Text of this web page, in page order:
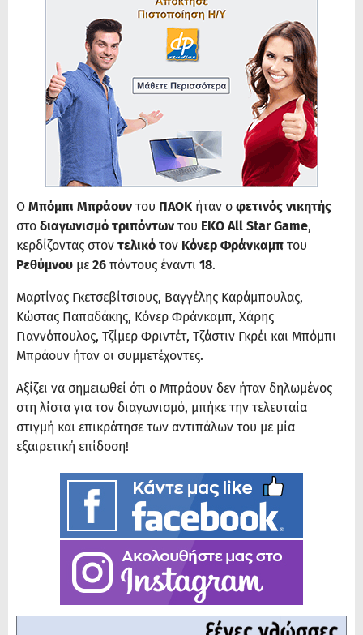
Ο Μπόμπι Μπράουν του ΠΑΟΚ ήταν ο φετινός νικητής
στο διαγωνισμό τριπόντων του EKO All Star Game,
κερδίζοντας στον τελικό τον Κόνερ Φράνκαμπ του
Ρεθύμνου με 26 πόντους έναντι 18.
Μαρτίνας Γκετσεβίτσιους, Βαγγέλης Καράμπουλας,
Κώστας Παπαδάκης, Κόνερ Φράνκαμπ, Χάρης
Γιαννόπουλος, Τζίμερ Φριντέτ, Τζάστιν Γκρέι και Μπόμπι
Μπράουν ήταν οι συμμετέχοντες.
Αξίζει να σημειωθεί ότι ο Μπράουν δεν ήταν δηλωμένος
στη λίστα για τον διαγωνισμό, μπήκε την τελευταία
στιγμή και επικράτησε των αντιπάλων του με μία
εξαιρετική επίδοση!